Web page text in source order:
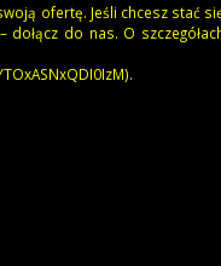
ofertę. Jeśli chcesz stać
dołącz do nas. O
).